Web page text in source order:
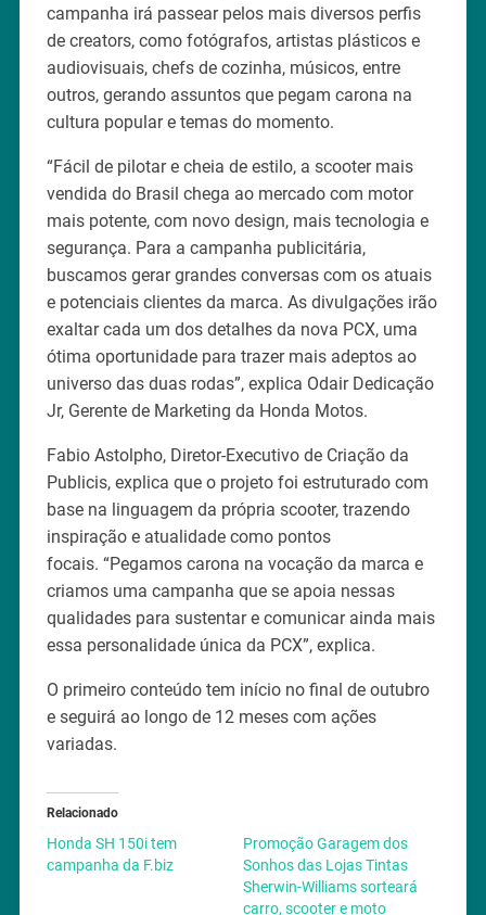
campanha irá passear pelos mais diversos perfis
de creators, como fotógrafos, artistas plásticos e
audiovisuais, chefs de cozinha, músicos, entre
outros, gerando assuntos que pegam carona na
cultura popular e temas do momento.
“Fácil de pilotar e cheia de estilo, a scooter mais
vendida do Brasil chega ao mercado com motor
mais potente, com novo design, mais tecnologia e
segurança. Para a campanha publicitária,
buscamos gerar grandes conversas com os atuais
e potenciais clientes da marca. As divulgações irão
exaltar cada um dos detalhes da nova PCX, uma
ótima oportunidade para trazer mais adeptos ao
universo das duas rodas”, explica Odair Dedicação
Jr, Gerente de Marketing da Honda Motos.
Fabio Astolpho, Diretor-Executivo de Criação da
Publicis, explica que o projeto foi estruturado com
base na linguagem da própria scooter, trazendo
inspiração e atualidade como pontos
focais. “Pegamos carona na vocação da marca e
criamos uma campanha que se apoia nessas
qualidades para sustentar e comunicar ainda mais
essa personalidade única da PCX”, explica.
O primeiro conteúdo tem início no final de outubro
e seguirá ao longo de 12 meses com ações
variadas.
Relacionado
Honda SH 150i tem
campanha da F.biz
Promoção Garagem dos
Sonhos das Lojas Tintas
Sherwin-Williams sorteará
carro, scooter e moto